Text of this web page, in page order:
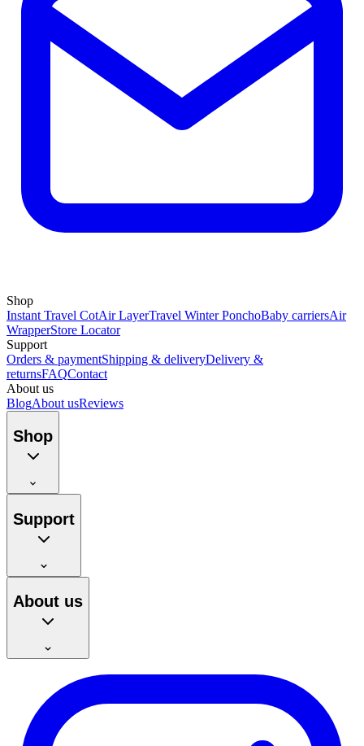
Shop
Instant Travel CotAir LayerTravel Winter PonchoBaby carriersAir
WrapperStore Locator
Support
Orders & paymentShipping & deliveryDelivery &
returnsFAQContact
About us
BlogAbout usReviews
Shop
Support
About us